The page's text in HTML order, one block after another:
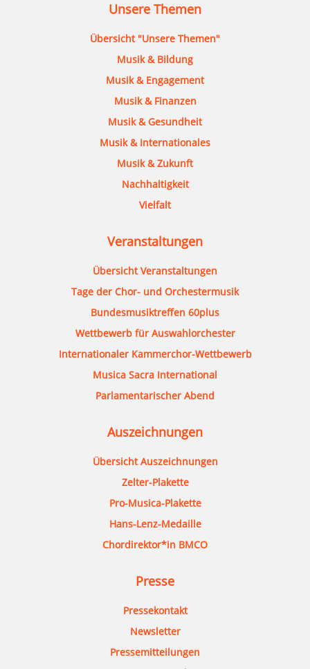
Unsere Themen
Übersicht "Unsere Themen"
Musik & Bildung
Musik & Engagement
Musik & Finanzen
Musik & Gesundheit
Musik & Internationales
Musik & Zukunft
Nachhaltigkeit
Vielfalt
Veranstaltungen
Übersicht Veranstaltungen
Tage der Chor- und Orchestermusik
Bundesmusiktreffen 60plus
Wettbewerb für Auswahlorchester
Internationaler Kammerchor-Wettbewerb
Musica Sacra International
Parlamentarischer Abend
Auszeichnungen
Übersicht Auszeichnungen
Zelter-Plakette
Pro-Musica-Plakette
Hans-Lenz-Medaille
Chordirektor*in BMCO
Presse
Pressekontakt
Newsletter
Pressemitteilungen